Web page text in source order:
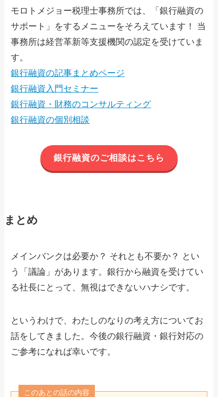
モロトメジョー税理士事務所では、「銀行融資の
サポート」をするメニューをそろえています！ 当
事務所は経営革新等支援機関の認定を受けていま
す。
銀行融資の記事まとめページ
銀行融資入門セミナー
銀行融資・財務のコンサルティング
銀行融資の個別相談
銀行融資のご相談はこちら
まとめ
メインバンクは必要か？ それとも不要か？ とい
う「議論」があります。銀行から融資を受けてい
る社長にとって、無視はできないハナシです。
というわけで、わたしのなりの考え方についてお
話をしてきました。今後の銀行融資・銀行対応の
ご参考になれば幸いです。
このあとの話の内容